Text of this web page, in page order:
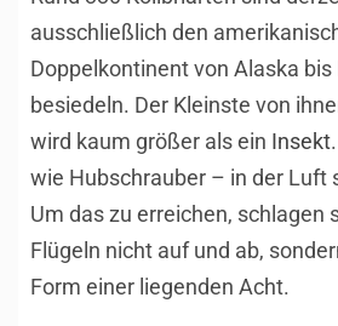
ausschließlich den
Doppelkontinent von Alaska bis
besiedeln. Der Kleinste von
wird kaum größer als ein Insekt
wie Hubschrauber – in der Luft
Um das zu erreichen, schlagen
Flügeln nicht auf und ab,
Form einer liegenden Acht.